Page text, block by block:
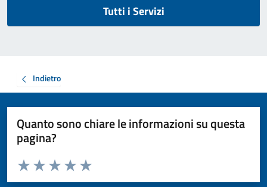
Tutti i Servizi
Indietro
Quanto sono chiare le informazioni su questa
pagina?
Valuta da 1 a 5 stelle la pagina
Valuta 5 stelle su 5
Valuta 4 stelle su 5
Valuta 3 stelle su 5
Valuta 2 stelle su 5
Valuta 1 stelle su 5